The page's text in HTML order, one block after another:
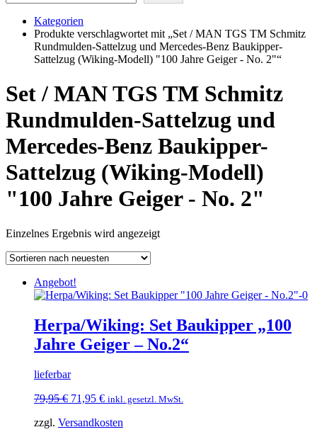
Kategorien
Produkte verschlagwortet mit „Set / MAN TGS TM Schmitz
Rundmulden-Sattelzug und Mercedes-Benz Baukipper-
Sattelzug (Wiking-Modell) "100 Jahre Geiger - No. 2"“
Set / MAN TGS TM Schmitz
Rundmulden-Sattelzug und
Mercedes-Benz Baukipper-
Sattelzug (Wiking-Modell)
"100 Jahre Geiger - No. 2"
Einzelnes Ergebnis wird angezeigt
Angebot!
Herpa/Wiking: Set Baukipper „100
Jahre Geiger – No.2“
lieferbar
79,95€ Ursprünglicher
war:
71,95 €Aktueller
ist:
inkl. gesetzl. MwSt.
zzgl. Versandkosten